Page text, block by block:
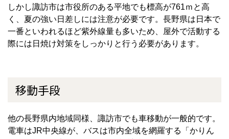
しかし諏訪市は市役所のある平地でも標高が761ｍと高
く、夏の強い日差しには注意が必要です。長野県は日本で
一番といわれるほど紫外線量も多いため、屋外で活動する
際には日焼け対策をしっかりと行う必要があります。
移動手段
他の長野県内地域同様、諏訪市でも車移動が一般的です。
電車はJR中央線が、バスは市内全域を網羅する「かりん